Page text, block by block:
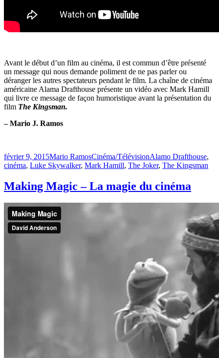
Avant le début d’un film au cinéma, il est commun d’être présenté
un message qui nous demande poliment de ne pas parler ou
déranger les autres spectateurs pendant le film. La chaîne de cinéma
américaine Alama Drafthouse présente un vidéo avec Mark Hamill
qui livre ce message de façon humoristique avant la présentation du
film The Kingsman.
– Mario J. Ramos
Publié
le
février 9, 2015Mario RamosCatégories
Cinéma/TélévisionÉtiquettes
Alamo Drafthouse,
cinéma, Luke Skywalker, Mark Hamill, The Joker, The Kingsman
Making Magic – La magie du cinéma